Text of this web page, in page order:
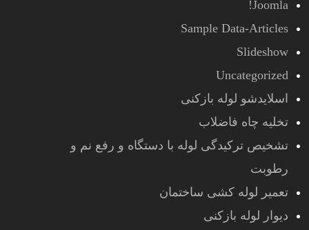
Joomla!
Sample Data-Articles
Slideshow
Uncategorized
اسلایدشو لوله بازکنی
تخلیه چاه فاضلاب
تشخیص ترکیدگی لوله با دستگاه و رفع نم و
رطوبت
تعمیر لوله کشی ساختمان
دیوار لوله بازکنی